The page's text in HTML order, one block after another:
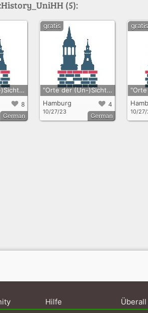
(5):
"Orte der (Un-)Sichtbarkeit" - Tour 3
8
German
"Orte der (Un-)Sichtbarkeit" - Tour 4
4
Hamburg
10/27/23
gratis
German
10/
gratis
Hilfe Überall